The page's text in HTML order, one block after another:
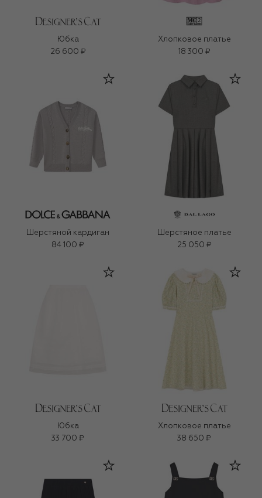
Юбка
26 600 ₽
Хлопковое платье
18 300 ₽
Шерстяной кардиган
84 100 ₽
Шерстяное платье
25 050 ₽
Юбка
33 700 ₽
Хлопковое платье
38 650 ₽